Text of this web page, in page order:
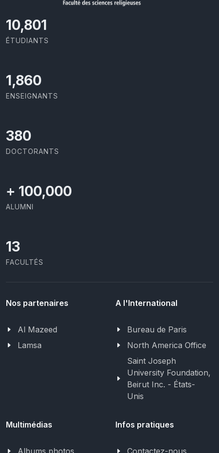
11,727
ÉTUDIANTS
2,029
ENSEIGNANTS
414
DOCTORANTS
+ 100,000
ALUMNI
13
FACULTÉS
Nos partenaires
Al Mazeed
Lamsa
A l'International
Bureau de Paris
North America Office
Saint Joseph
University Foundation,
Beirut Inc. - États-
Unis
Multimédias
Albums photos
Infos pratiques
Contactez-nous